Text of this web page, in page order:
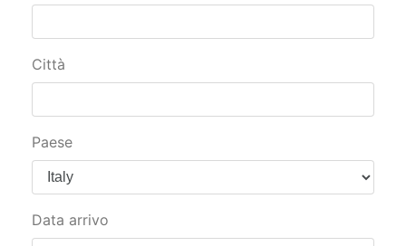
Città
Paese
Data arrivo